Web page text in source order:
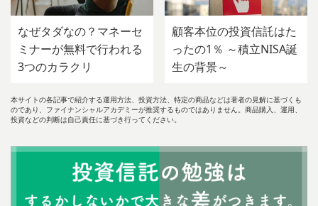
なぜタダなの？マネーセ
ミナーが無料で行われる
3つのカラクリ
顧客本位の投資信託はた
ったの1％ ～積立NISA誕
生の背景～
本サイトの各記事で紹介する運用方法、投資方法、特定の商品などは著者の見解に基づくも
のであり、ファイナンシャルアカデミーが推奨するものではありません。商品購入、運用、
投資などの判断は自己責任に基づき行ってください。